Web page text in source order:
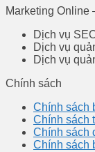
Marketing Online
Dịch vụ
Dịch vụ
Dịch vụ
Chính sách
Chính sách
Chính sách
Chính sách
Chính sách